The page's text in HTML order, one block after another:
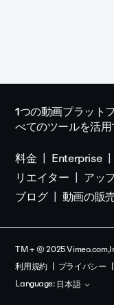
1つの動画プラット
べてのツールを活用
料金
Enterprise
リエイター
アッ
ブログ
動画の販
TM + © 2025
利用規約
プライバシー
Language:日本語